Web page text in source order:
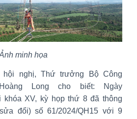
minh họa
hội nghị, Thứ trưởng Bộ Công
Long cho biết: Ngày
khóa XV, kỳ họp thứ 8 đã thông
đổi) số 61/2024/QH15 với 9